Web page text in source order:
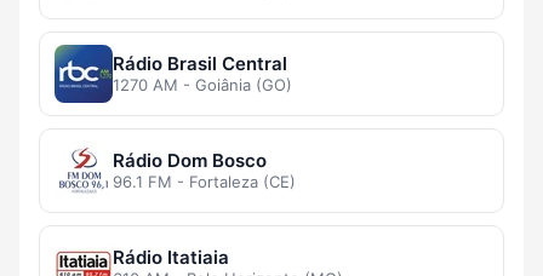
Rádio Brasil Central
1270 AM - Goiânia (GO)
Rádio Dom Bosco
96.1 FM - Fortaleza (CE)
Rádio Itatiaia